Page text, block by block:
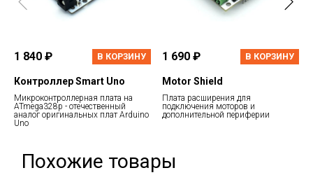
1 840 ₽ В КОРЗИНУ
Контроллер Smart Uno
Микроконтроллерная плата на
ATmega328p - отечественный
аналог оригинальных плат Arduino
Uno
1 690 ₽ В КОРЗИНУ
Motor Shield
Плата расширения для
подключения моторов и
дополнительной периферии
Похожие товары